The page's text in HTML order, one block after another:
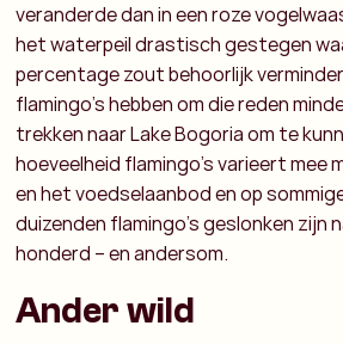
veranderde dan in een roze
het waterpeil drastisch gestegen
percentage zout behoorlijk
flamingo’s hebben om die reden
trekken naar Lake Bogoria om te
hoeveelheid flamingo’s varieert
en het voedselaanbod en op
duizenden flamingo’s geslonken zijn
honderd – en andersom.
Ander wild